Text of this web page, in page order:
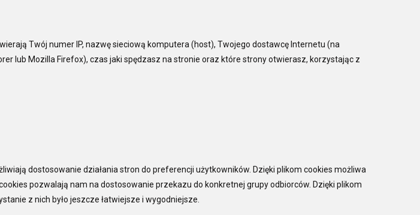
Twój numer IP, nazwę sieciową komputera (host), Twojego dostawcę Internetu (na
lub Mozilla Firefox), czas jaki spędzasz na stronie oraz które strony otwierasz, korzystając z
dostosowanie działania stron do preferencji użytkowników. Dzięki plikom cookies możliwa
pozwalają nam na dostosowanie przekazu do konkretnej grupy odbiorców. Dzięki plikom
z nich było jeszcze łatwiejsze i wygodniejsze.